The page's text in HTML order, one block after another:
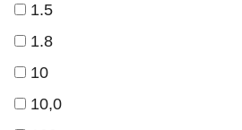
1.5
1.8
10
10,0